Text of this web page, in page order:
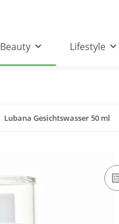
Beauty Lifestyle
Lubana Gesichtswasser 50 ml